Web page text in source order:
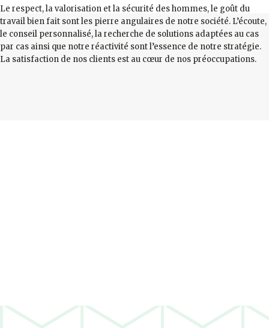
Le respect, la valorisation et la sécurité des hommes, le goût du
travail bien fait sont les pierre angulaires de notre société. L’écoute,
le conseil personnalisé, la recherche de solutions adaptées au cas
par cas ainsi que notre réactivité sont l’essence de notre stratégie.
La satisfaction de nos clients est au cœur de nos préoccupations.